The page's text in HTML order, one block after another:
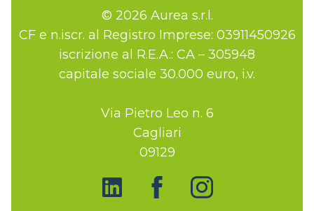
© 2026 Aurea s.r.l.
CF e n.iscr. al Registro Imprese: 03911450926
iscrizione al R.E.A.: CA – 305948
capitale sociale 30.000 euro, i.v.
Via Pietro Leo n. 6
Cagliari
09129